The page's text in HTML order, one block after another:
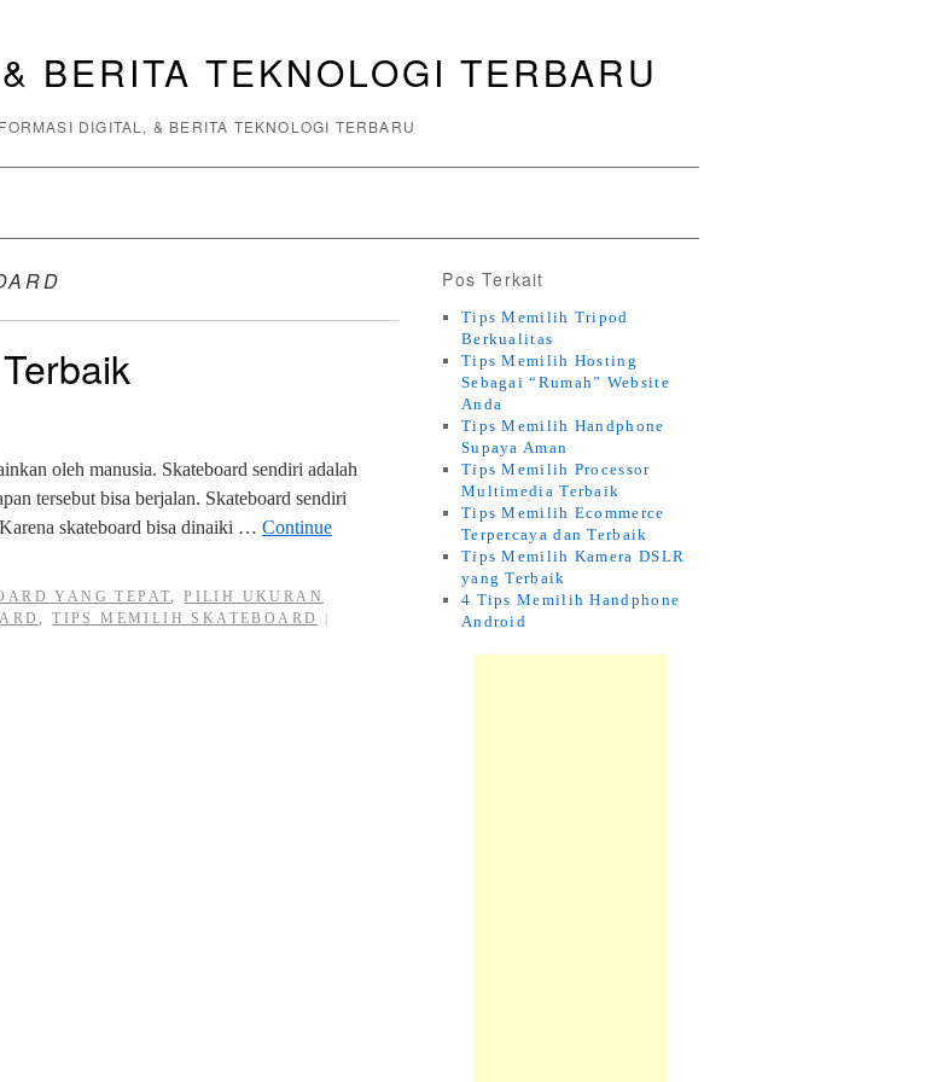
BERITA TEKNOLOGI TERBARU
DIGITAL, & BERITA TEKNOLOGI TERBARU
oleh manusia. Skateboard sendiri adalah
tersebut bisa berjalan. Skateboard sendiri
skateboard bisa dinaiki … Continue
YANG TEPAT,PILIH UKURAN
,TIPS MEMILIH SKATEBOARD |
Pos Terkait
Tips Memilih Tripod
Berkualitas
Tips Memilih Hosting
Sebagai “Rumah” Website
Anda
Tips Memilih Handphone
Supaya Aman
Tips Memilih Processor
Multimedia Terbaik
Tips Memilih Ecommerce
Terpercaya dan Terbaik
Tips Memilih Kamera DSLR
yang Terbaik
4 Tips Memilih Handphone
Android